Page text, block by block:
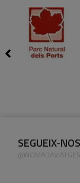
SEGUEIX-NOS
@NOMADAVIATGES